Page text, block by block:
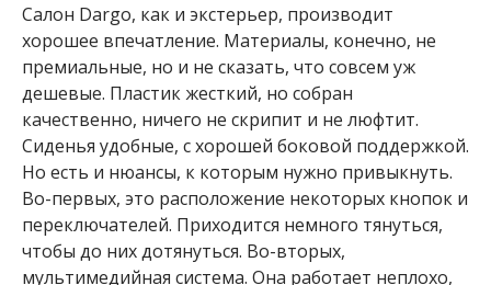
Салон Dargo, как и экстерьер, производит
хорошее впечатление. Материалы, конечно, не
премиальные, но и не сказать, что совсем уж
дешевые. Пластик жесткий, но собран
качественно, ничего не скрипит и не люфтит.
Сиденья удобные, с хорошей боковой поддержкой.
Но есть и нюансы, к которым нужно привыкнуть.
Во-первых, это расположение некоторых кнопок и
переключателей. Приходится немного тянуться,
чтобы до них дотянуться. Во-вторых,
мультимедийная система. Она работает неплохо,